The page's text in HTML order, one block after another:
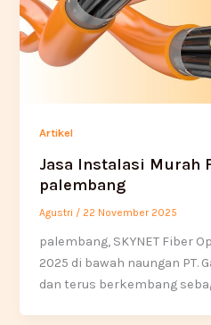
Artikel
Jasa Instalasi Murah
palembang
Agustri / 22 November 2025
palembang, SKYNET Fiber
2025 di bawah naungan PT.
dan terus berkembang